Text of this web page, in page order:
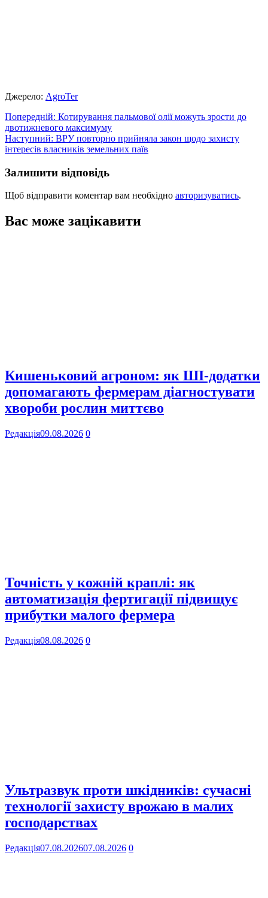
Джерело: АgroTer
Навігація
записів
Попередній: Котирування пальмової олії можуть зрости до
двотижневого максимуму
Наступний: ВРУ повторно прийняла закон щодо захисту
інтересів власників земельних паїв
Залишити відповідь
Щоб відправити коментар вам необхідно авторизуватись.
Вас може зацікавити
Кишеньковий агроном: як ШІ-додатки
допомагають фермерам діагностувати
хвороби рослин миттєво
Редакція09.08.2026 0
Точність у кожній краплі: як
автоматизація фертигації підвищує
прибутки малого фермера
Редакція08.08.2026 0
Ультразвук проти шкідників: сучасні
технології захисту врожаю в малих
господарствах
Редакція07.08.202607.08.2026 0